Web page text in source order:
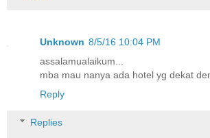
Unknown 8/5/16 10:04 PM
assalamualaikum...
mba mau nanya ada hotel yg dekat
Reply
Replies